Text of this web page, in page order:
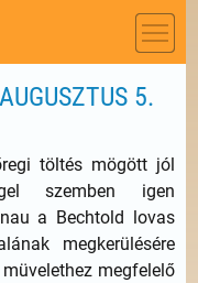
5.
töltés mögött jól
szemben igen
a Bechtold lovas
megkerülésére
megfelelő